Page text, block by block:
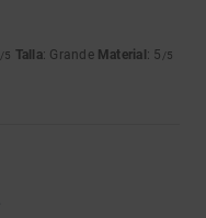
/5 Talla: Grande Material : 5 /5